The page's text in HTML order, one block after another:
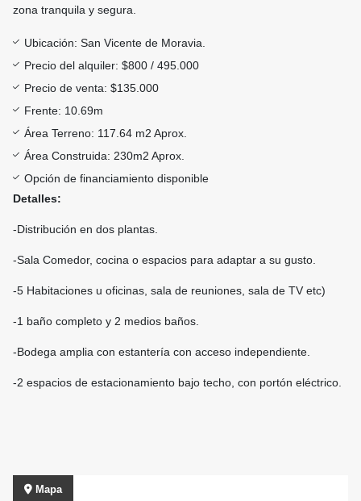
zona tranquila y segura.
Ubicación: San Vicente de Moravia.
Precio del alquiler: $800 / 495.000
Precio de venta: $135.000
Frente: 10.69m
Área Terreno: 117.64 m2 Aprox.
Área Construida: 230m2 Aprox.
Opción de financiamiento disponible
Detalles:
-Distribución en dos plantas.
-Sala Comedor, cocina o espacios para adaptar a su gusto.
-5 Habitaciones u oficinas, sala de reuniones, sala de TV etc)
-1 baño completo y 2 medios baños.
-Bodega amplia con estantería con acceso independiente.
-2 espacios de estacionamiento bajo techo, con portón eléctrico.
Mapa